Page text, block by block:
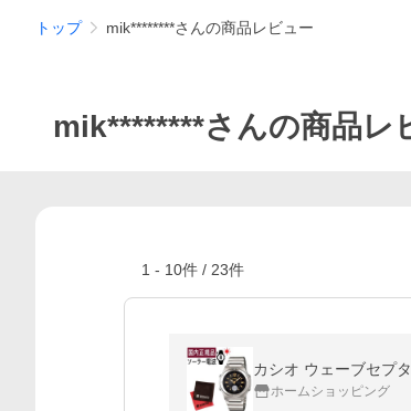
トップ mik********さんの商品レビュー
mik********さんの商品レ
1 - 10件 / 23件
カシオ ウェーブセプ
ホームショッピング